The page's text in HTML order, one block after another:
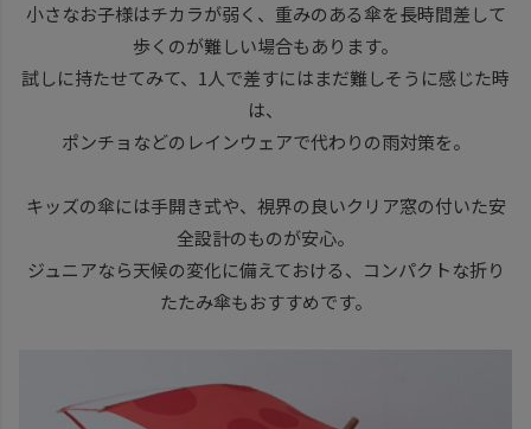
小さなお子様はチカラが弱く、重みのある傘を長時間差して
歩くのが難しい場合もあります。
試しに持たせてみて、1人で差すにはまだ難しそうに感じた時
は、
ポンチョなどのレインウェアで代わりの雨対策を。
キッズの傘には手開き式や、視界の良いクリア窓の付いた安
全設計のものが安心。
ジュニアなら天候の変化に備えておける、コンパクトな折り
たたみ傘もおすすめです。